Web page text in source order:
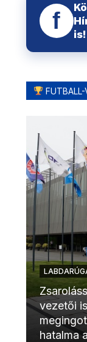
f
is!
vezetői
hatalma